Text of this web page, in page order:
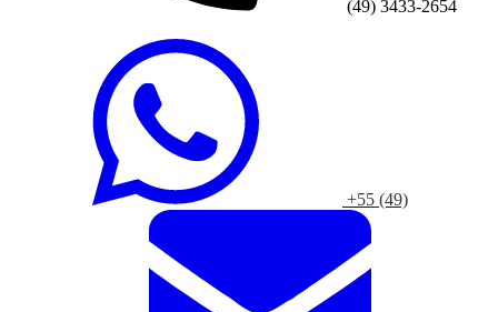
(49) 3433-2654
+55 (49)